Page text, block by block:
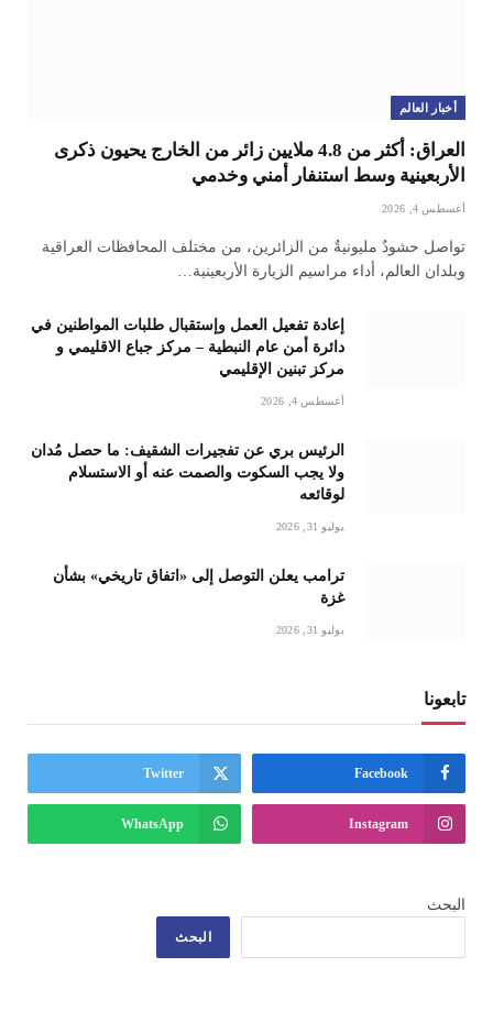
أخبار العالم
العراق: أكثر من 4.8 ملايين زائر من الخارج يحيون ذكرى
الأربعينية وسط استنفار أمني وخدمي
أغسطس 4, 2026
تواصل حشودٌ مليونيةٌ من الزائرين، من مختلف المحافظات العراقية
وبلدان العالم، أداء مراسيم الزيارة الأربعينية…
إعادة تفعيل العمل وإستقبال طلبات المواطنين في
دائرة أمن عام النبطية – مركز جباع الاقليمي و
مركز تبنين الإقليمي
أغسطس 4, 2026
الرئيس بري عن تفجيرات الشقيف: ما حصل مُدان
ولا يجب السكوت والصمت عنه أو الاستسلام
لوقائعه
يوليو 31, 2026
ترامب يعلن التوصل إلى «اتفاق تاريخي» بشأن
غزة
يوليو 31, 2026
تابعونا
Facebook
Twitter
Instagram
WhatsApp
البحث
البحث